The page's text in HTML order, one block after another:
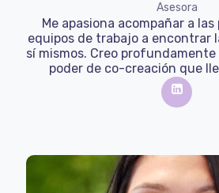
Asesora
Me apasiona acompañar a
equipos de trabajo a encontrar
sí mismos. Creo profundamente
poder de co-creación que